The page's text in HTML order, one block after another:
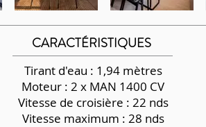
CARACTÉRISTIQUES
Tirant d'eau : 1,94 mètres
Moteur : 2 x MAN 1400 CV
Vitesse de croisière : 22 nds
Vitesse maximum : 28 nds